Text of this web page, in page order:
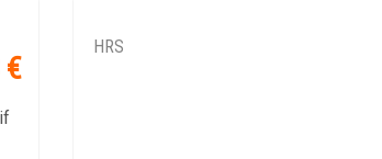
€
HRS